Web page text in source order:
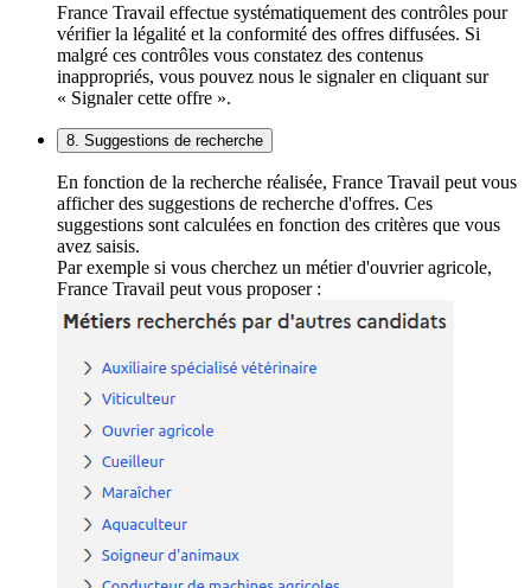
France Travail effectue systématiquement des contrôles pour
vérifier la légalité et la conformité des offres diffusées. Si
malgré ces contrôles vous constatez des contenus
inappropriés, vous pouvez nous le signaler en cliquant sur
« Signaler cette offre ».
8. Suggestions de recherche
En fonction de la recherche réalisée, France Travail peut vous
afficher des suggestions de recherche d'offres. Ces
suggestions sont calculées en fonction des critères que vous
avez saisis.
Par exemple si vous cherchez un métier d'ouvrier agricole,
France Travail peut vous proposer :